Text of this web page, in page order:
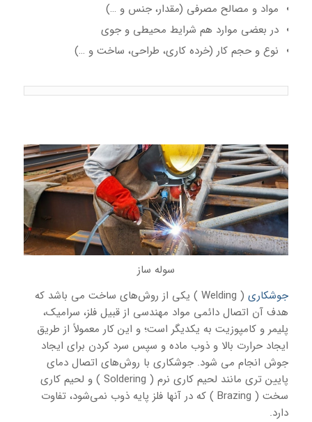
مواد و مصالح مصرفی (مقدار، جنس و …)
در بعضی موارد هم شرایط محیطی و جوی
نوع و حجم کار (خرده کاری، طراحی، ساخت و …)
سوله ساز
جوشکاری
( Welding ) یکی از روش‌های ساخت می باشد که
هدف آن اتصال دائمی مواد مهندسی از قبیل فلز، سرامیک،
پلیمر و کامپوزیت به یکدیگر است؛ و این کار معمولاً از طریق
ایجاد حرارت بالا و ذوب ماده و سپس سرد کردن برای ایجاد
جوش انجام می شود. جوشکاری با روش‌های اتصال دمای
پایین تری مانند لحیم کاری نرم ( Soldering ) و لحیم کاری
سخت ( Brazing ) که در آنها فلز پایه ذوب نمی‌شود، تفاوت
دارد.